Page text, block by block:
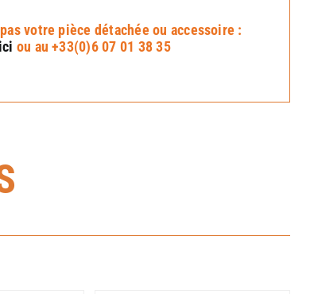
votre pièce détachée ou accessoire :
ou au +33(0)6 07 01 38 35